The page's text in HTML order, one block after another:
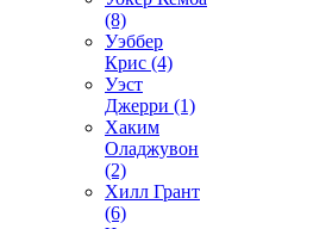
(8)
Уэббер
Крис (4)
Уэст
Джерри (1)
Хаким
Оладжувон
(2)
Хилл Грант
(6)